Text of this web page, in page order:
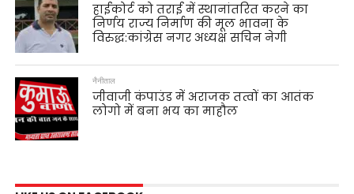
हाईकोर्ट को तराई में स्थानांतरित करने का
निर्णय राज्य निर्माण की मूल भावना के
विरुद्ध:कांग्रेस नगर अध्यक्ष सचिन नेगी
नैनीताल
जीवाजी कंपाउंड में अराजक तत्वों का आतंक
लोगो में बना भय का माहौल